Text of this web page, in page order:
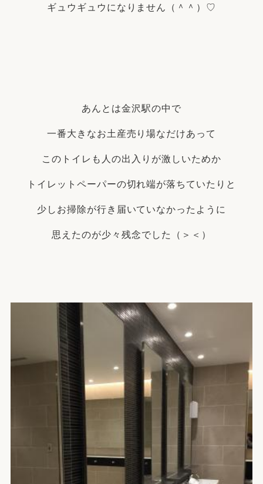
ギュウギュウになりません（＾＾）♡
あんとは金沢駅の中で
一番大きなお土産売り場なだけあって
このトイレも人の出入りが激しいためか
トイレットペーパーの切れ端が落ちていたりと
少しお掃除が行き届いていなかったように
思えたのが少々残念でした（＞＜）